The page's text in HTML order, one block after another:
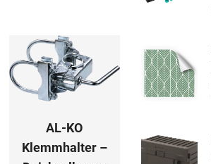
AL-KO
Klemmhalter –